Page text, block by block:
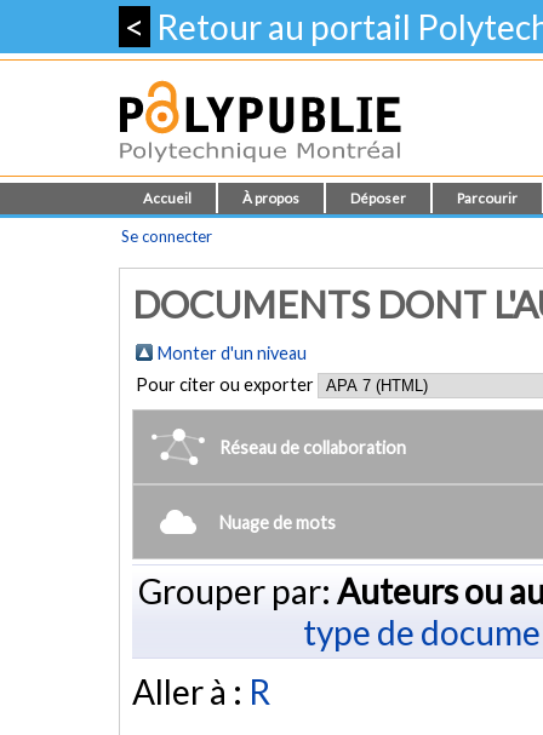
< Retour au portail
Accueil À propos Déposer Parcourir
Se connecter
DOCUMENTS DONT
Monter d'un niveau
Pour citer ou exporter
Réseau de collaboration
Nuage de mots
Grouper par: Auteurs ou
type de
Aller à : R